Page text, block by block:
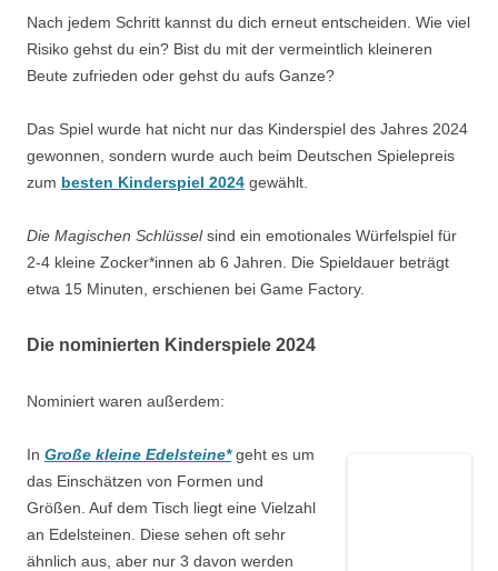
Nach jedem Schritt kannst du dich erneut entscheiden. Wie viel
Risiko gehst du ein? Bist du mit der vermeintlich kleineren
Beute zufrieden oder gehst du aufs Ganze?
Das Spiel wurde hat nicht nur das Kinderspiel des Jahres 2024
gewonnen, sondern wurde auch beim Deutschen Spielepreis
zum besten Kinderspiel 2024 gewählt.
Die Magischen Schlüsselsind ein emotionales Würfelspiel für
2-4 kleine Zocker*innen ab 6 Jahren. Die Spieldauer beträgt
etwa 15 Minuten, erschienen bei Game Factory.
Die nominierten Kinderspiele 2024
Nominiert waren außerdem:
In Große kleine Edelsteine* geht es um
das Einschätzen von Formen und
Größen. Auf dem Tisch liegt eine Vielzahl
an Edelsteinen. Diese sehen oft sehr
ähnlich aus, aber nur 3 davon werden